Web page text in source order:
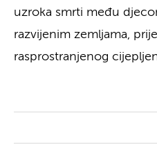
uzroka smrti među
razvijenim zemljama,
rasprostranjenog